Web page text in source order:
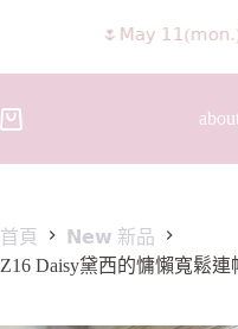
𝖨𝖦 𝖱𝖾𝖾𝗅𝗌影
首頁
𝗡𝗲𝘄 新品
Z16 Daisy黛西的慵懶寬鬆連